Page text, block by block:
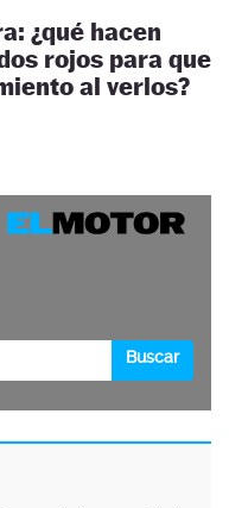
¿qué hacen
rojos para que
al verlos?